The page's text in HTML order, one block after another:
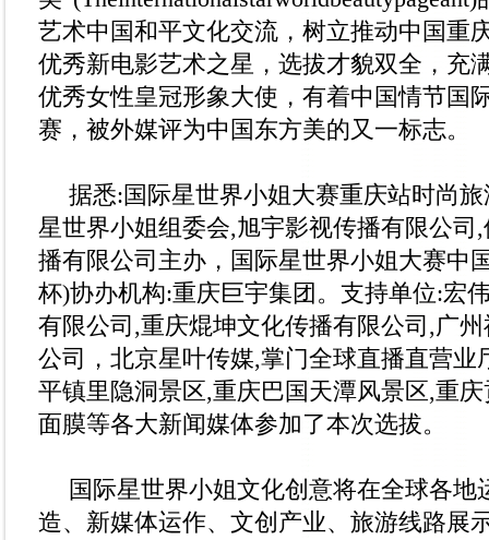
艺术中国和平文化交流，树立推动中国重
优秀新电影艺术之星，选拔才貌双全，充
优秀女性皇冠形象大使，有着中国情节国
赛，被外媒评为中国东方美的又一标志。
据悉:国际星世界小姐大赛重庆站时尚
星世界小姐组委会,旭宇影视传播有限公司
播有限公司主办，国际星世界小姐大赛中
杯)协办机构:重庆巨宇集团。支持单位:宏
有限公司,重庆焜坤文化传播有限公司,广
公司，北京星叶传媒,掌门全球直播直营业
平镇里隐洞景区,重庆巴国天潭风景区,重
面膜等各大新闻媒体参加了本次选拔。
国际星世界小姐文化创意将在全球各地
造、新媒体运作、文创产业、旅游线路展